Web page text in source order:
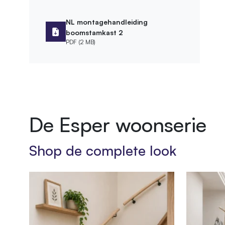
Afmetingen
Hoogte kast
Bevestigingsmateriaal meegeleverd
Afwerking
Bewerking
Behandeling
Product
NL montagehandleiding
boomstamkast 2
PDF (2 MB)
De Esper woonserie
Shop de complete look